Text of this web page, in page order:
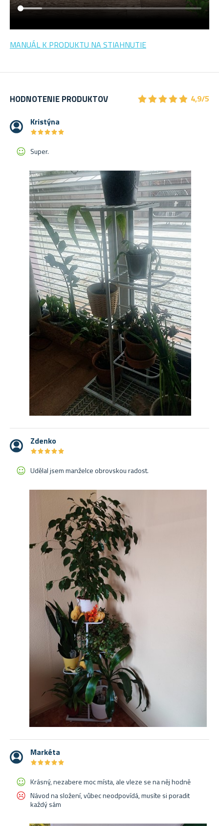
MANUÁL K PRODUKTU NA STIAHNUTIE
HODNOTENIE PRODUKTOV ★★★★★
★★★★★ 4,9/5
Kristýna
★★★★★
★★★★★
Super.
Zdenko
★★★★★
★★★★★
Udělal jsem manželce obrovskou radost.
Markéta
★★★★★
★★★★★
Krásný, nezabere moc místa, ale vleze se na něj hodně
Návod na složení, vůbec neodpovídá, musíte si poradit
každý sám